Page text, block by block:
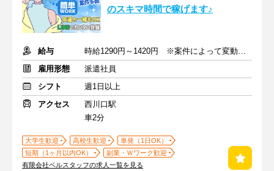
のスキマ時間で稼げます♪
給与
時給1290円～1420円 ※案件によって変動あり
雇用形態
派遣社員
シフト
週1日以上
アクセス
西川口駅
車2分
大学生歓迎 高校生歓迎
単発（1日OK）
短期（1ヶ月以内OK）
副業・Ｗワーク歓迎
有限会社ベルスタッフの求人一覧を見る